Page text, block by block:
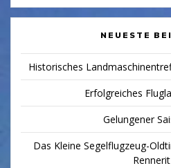
NEUESTE
Historisches
Erfolgreiches
Gelungener
Das Kleine Segelflugzeug-